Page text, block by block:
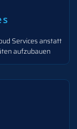
Services anstatt
aufzubauen